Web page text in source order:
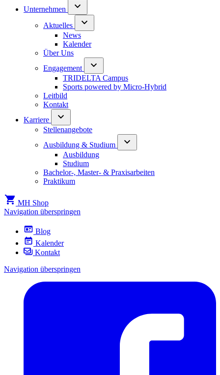
Unternehmen
Aktuelles
News
Kalender
Über Uns
Engagement
TRIDELTA Campus
Sports powered by Micro-Hybrid
Leitbild
Kontakt
Karriere
Stellenangebote
Ausbildung & Studium
Ausbildung
Studium
Bachelor-, Master- & Praxisarbeiten
Praktikum
MH Shop
Navigation überspringen
Blog
Kalender
Kontakt
Navigation überspringen